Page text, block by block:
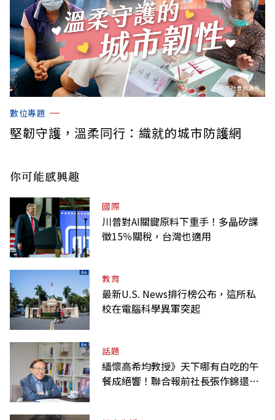
數位專題
堅韌守護，溫柔同行：織就的城市防護網
你可能感興趣
國際
川普對AI關鍵原料下重手！多晶矽課
徵15％關稅，台灣也適用
教育
最新U.S. News排行榜公布，這所私
校在電腦科學異軍突起
話題
緬懷高希均教授》天下哪有白吃的午
餐成絕響！聯合報前社長張作錦還原